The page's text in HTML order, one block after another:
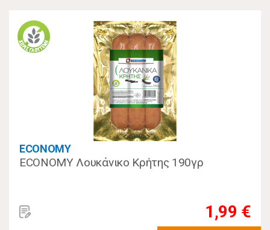
ECONOMY
ECONOMY Λουκάνικο Κρήτης 190γρ
1,99 €